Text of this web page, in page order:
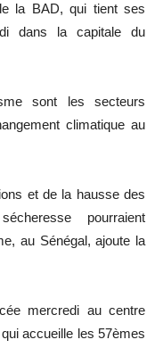
la BAD, qui tient ses
dans la capitale du
sont les secteurs
climatique au
et de la hausse des
pourraient
au Sénégal, ajoute la
mercredi au centre
accueille les 57èmes